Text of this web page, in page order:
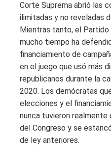
Corte Suprema abrió las
ilimitadas y no reveladas
Mientras tanto, el
mucho tiempo ha
financiamiento de
en el juego que usó más
republicanos durante la
2020. Los demócratas
elecciones y el
nunca tuvieron realmente
del Congreso y se
de ley anteriores.